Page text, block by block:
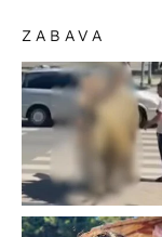
ZABAVA